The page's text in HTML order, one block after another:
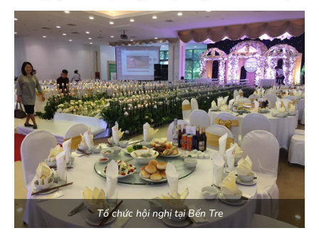
Tổ chức hội nghị tại Bến Tre